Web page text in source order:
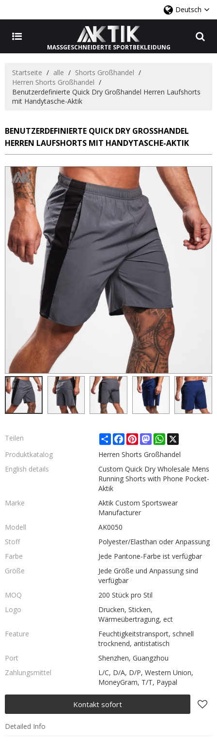
Deutsch
MASSGESCHNEIDERTE SPORTBEKLEIDUNG
Startseite / alle / Shorts Großhandel /
Herren Shorts Großhandel /
Benutzerdefinierte Quick Dry Großhandel Herren Laufshorts
mit Handytasche-Aktik
BENUTZERDEFINIERTE QUICK DRY GROSSHANDEL H
ERREN LAUFSHORTS MIT HANDYTASCHE-AKTIK
Teilen ShareFacebook
PinterestMastodonWhatsApp
X
Produktkatalog
Herren Shorts Großhandel
English details
Custom Quick Dry Wholesale Mens
Running Shorts with Phone Pocket-
Aktik
Marke
Aktik Custom Sportswear
Manufacturer
Modell
AK0050
Stoff
Polyester/Elasthan oder Anpassung
Farbe
Jede Pantone-Farbe ist verfügbar
Größe
Jede Größe und Anpassung sind
verfügbar
MOQ
200 Stück pro Stil
Logo
Drucken, Sticken,
Wärmeübertragung, ect
Feature
Feuchtigkeitstransport, schnell
trocknend, antistatisch
Port
Shenzhen, Guangzhou
Zahlungsmittel
L/C, D/A, D/P, Western Union,
MoneyGram, T/T, Paypal
Kontakt sofort
Detailed Info